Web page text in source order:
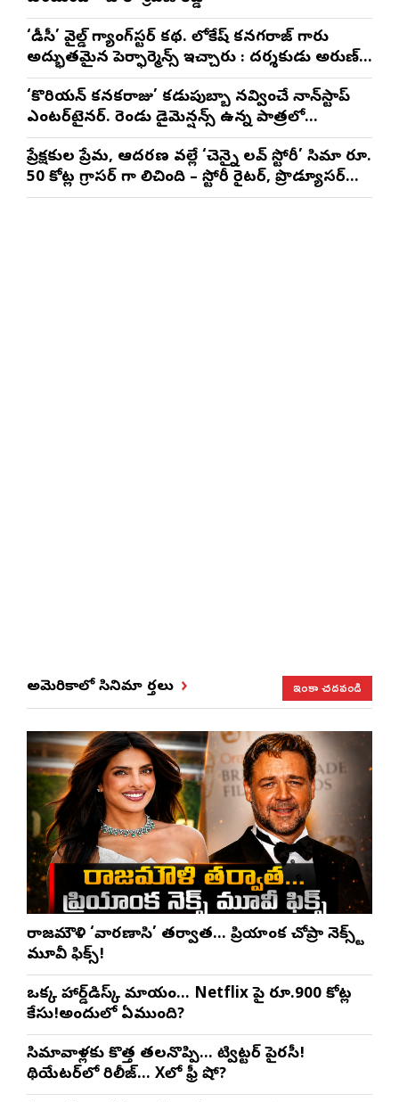
‘డీసీ’ వైల్డ్ గ్యాంగ్‌స్టర్ కథ. లోకేష్ కనగరాజ్ గారు
అద్భుతమైన పెర్ఫార్మెన్స్ ఇచ్చారు : దర్శకుడు అరుణ్
మాథేశ్వరన్
‘కొరియన్ కనకరాజు’ కడుపుబ్బా నవ్వించే నాన్‌స్టాప్
ఎంటర్‌టైనర్. రెండు డైమెన్షన్స్ ఉన్న పాత్రలో
నటించడం చాలా సంతృప్తినిచ్చింది : వరుణ్ తేజ్
ప్రేక్షకుల ప్రేమ, ఆదరణ వల్లే ‘చెన్నై లవ్ స్టోరీ’ సినిమా రూ.
50 కోట్ల గ్రాసర్ గా నిలిచింది – స్టోరీ రైటర్, ప్రొడ్యూసర్
సాయి రాజేష్
అమెరికాలో సినిమా వార్తలు ఇంకా చదవండి
రాజమౌళి ‘వారణాసి’ తర్వాత… ప్రియాంక చోప్రా నెక్స్ట్
మూవీ ఫిక్స్!
ఒక్క హార్డ్‌డిస్క్ మాయం… Netflix పై రూ.900 కోట్ల
కేసు!అందులో ఏముంది?
సినిమావాళ్లకు కొత్త తలనొప్పి… ట్విట్టర్ పైరసీ!
థియేటర్‌లో రిలీజ్… Xలో ఫ్రీ షో?